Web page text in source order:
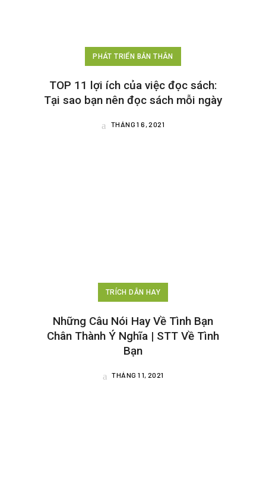
PHÁT TRIỂN BẢN THÂN
TOP 11 lợi ích của việc đọc sách:
Tại sao bạn nên đọc sách mỗi ngày
THÁNG 1 6, 2021
TRÍCH DẪN HAY
Những Câu Nói Hay Về Tình Bạn
Chân Thành Ý Nghĩa | STT Về Tình
Bạn
THÁNG 1 1, 2021